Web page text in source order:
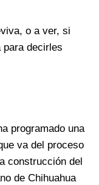
o a ver, si
decirles
programado una
va del proceso
construcción del
de Chihuahua